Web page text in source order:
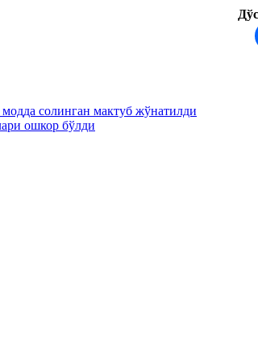
солинган мактуб жўнатилди
ошкор бўлди